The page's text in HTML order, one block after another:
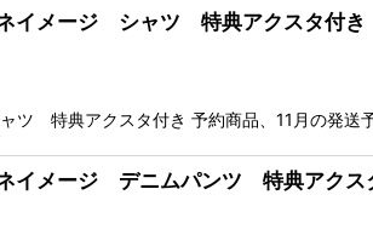
イメージ シャツ 特典アクスタ付き
特典アクスタ付き 予約商品、11月の発送
イメージ デニムパンツ 特典アクス